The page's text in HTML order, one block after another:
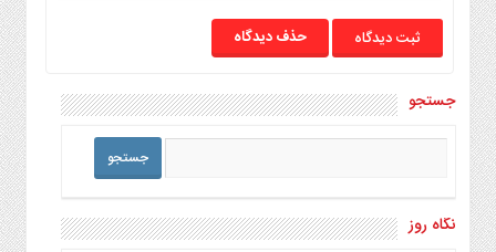
حذف دیدگاه
جستجو
نگاه روز